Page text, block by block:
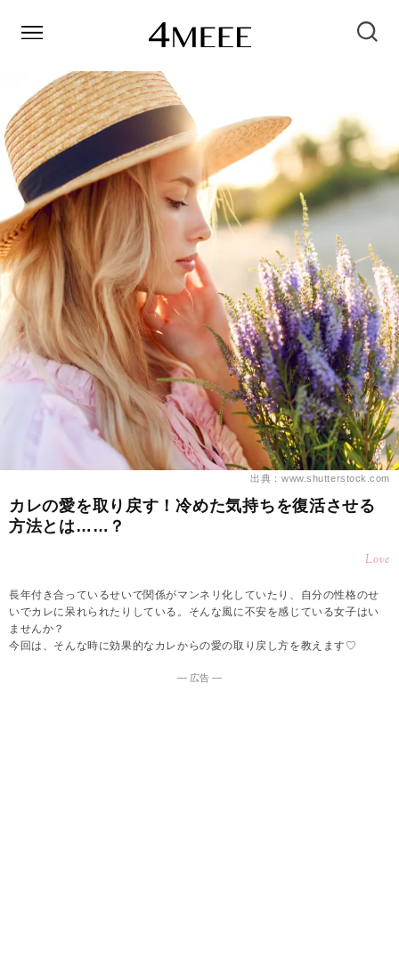
出典：www.shutterstock.com
カレの愛を取り戻す！冷めた気持ちを復活させる
方法とは……？
Love
長年付き合っているせいで関係がマンネリ化していたり、自分の性格のせ
いでカレに呆れられたりしている。そんな風に不安を感じている女子はい
ませんか？
今回は、そんな時に効果的なカレからの愛の取り戻し方を教えます♡
― 広告 ―